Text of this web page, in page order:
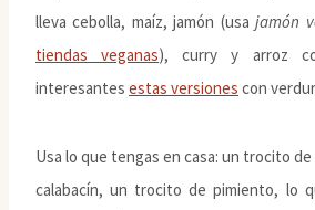
lleva cebolla, maíz, jamón (usajamón
tiendas veganas), curry y arroz
interesantes estas versiones con
Usa lo que tengas en casa: un trocito
calabacín, un trocito de pimiento, lo